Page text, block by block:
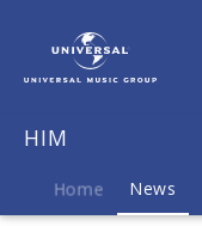
Valo
Interview
HIM
Home News